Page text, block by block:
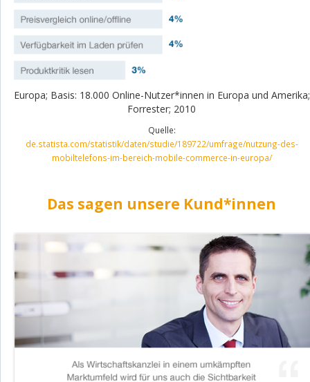
Europa; Basis: 18.000 Online-Nutzer*innen in Europa und Amerika;
Forrester; 2010
Quelle:
de.statista.com/statistik/daten/studie/189722/umfrage/nutzung-des-
mobiltelefons-im-bereich-mobile-commerce-in-europa/
Das sagen unsere Kund*innen